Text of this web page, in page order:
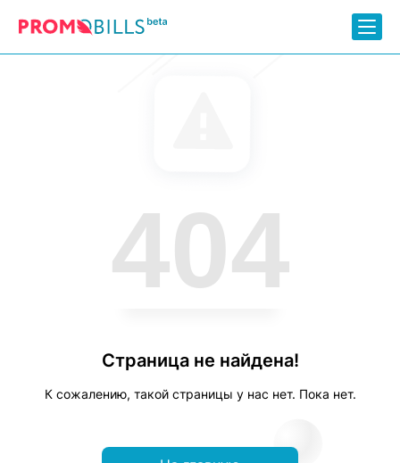
404
Страница не найдена!
К сожалению, такой страницы у нас нет. Пока нет.